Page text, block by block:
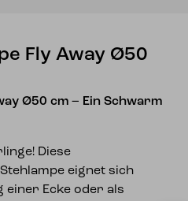
Fly Away Ø50
Ø50 cm – Ein Schwarm
Diese
eignet sich
einer Ecke oder als